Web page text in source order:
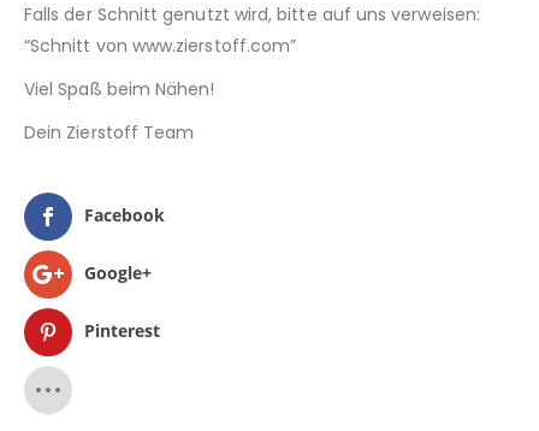
Falls der Schnitt genutzt wird, bitte auf uns verweisen:
“Schnitt von www.zierstoff.com”
Viel Spaß beim Nähen!
Dein Zierstoff Team
Facebook
Google+
Pinterest